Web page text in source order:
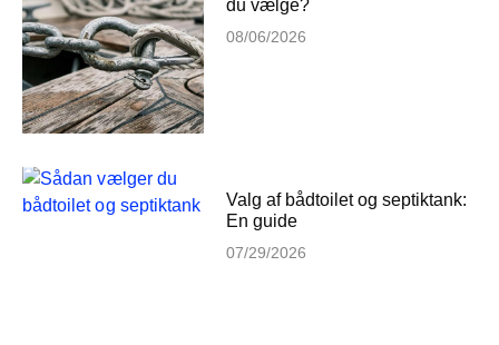
du vælge?
08/06/2026
Valg af bådtoilet og septiktank:
En guide
07/29/2026